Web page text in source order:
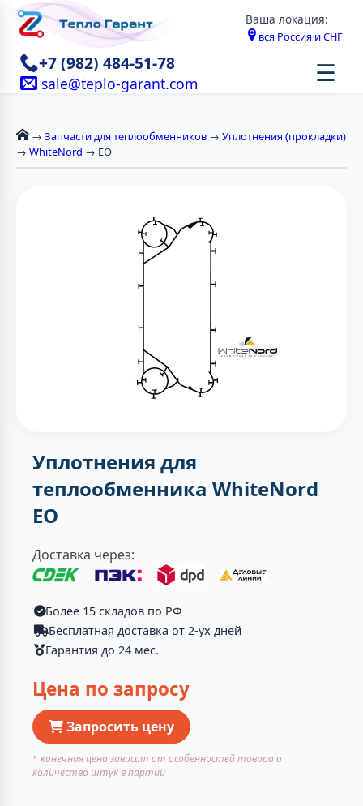
Ваша локация:
вся Россия и СНГ
+7 (982) 484-51-78
sale@teplo-garant.com ☰
→ Запчасти для теплообменников → Уплотнения (прокладки)
→ WhiteNord → EO
Уплотнения для
теплообменника WhiteNord
EO
Доставка через:
Более 15 складов по РФ
Бесплатная доставка от 2-ух дней
Гарантия до 24 мес.
Цена по запросу
Запросить цену
* конечная цена зависит от особенностей товара и
количества штук в партии